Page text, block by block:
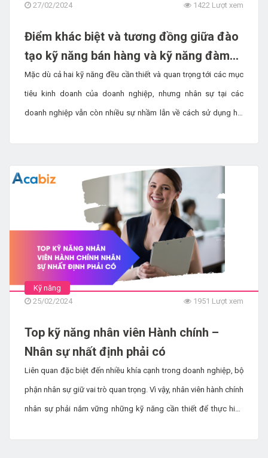
27/02/2024
1422 Lượt xem
Điểm khác biệt và tương đồng giữa đào
tạo kỹ năng bán hàng và kỹ năng đàm
phán
Mặc dù cả hai kỹ năng đều cần thiết và quan trọng tới các mục
tiêu kinh doanh của doanh nghiệp, nhưng nhân sự tại các
doanh nghiệp vẫn còn nhiều sự nhầm lẫn về cách sử dụng hai
thể ứng dụng vào đúng mục đích và ngữ cảnh trong môi trường
Kỹ năng
25/02/2024
1951 Lượt xem
Top kỹ năng nhân viên Hành chính –
Nhân sự nhất định phải có
Liên quan đặc biệt đến nhiều khía cạnh trong doanh nghiệp, bộ
phận nhân sự giữ vai trò quan trọng. Vì vậy, nhân viên hành chính
nhân sự phải nắm vững những kỹ năng cần thiết để thực hiện